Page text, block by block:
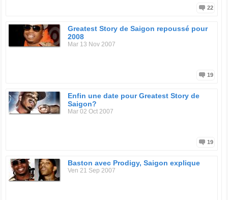
22
Greatest Story de Saigon repoussé pour
2008
Mar 13 Nov 2007
19
Enfin une date pour Greatest Story de
Saigon?
Mar 02 Oct 2007
19
Baston avec Prodigy, Saigon explique
Ven 21 Sep 2007